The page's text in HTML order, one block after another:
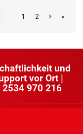
1 2 »
und
vor Ort |
2534 970 216